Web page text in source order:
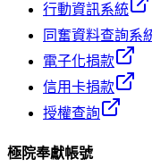
行動資訊系統
同奮資料查詢系
電子化捐款
信用卡捐款
授權查詢
極院奉獻帳號